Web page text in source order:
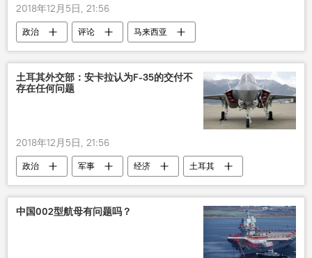
2018年12月5日, 21:56
政治 评论
马来西亚
新加坡
土耳其外交部：安卡拉认为F-35的交付不
存在任何问题
2018年12月5日, 21:56
政治 军事 经济 土耳其
中国002型航母有问题吗？